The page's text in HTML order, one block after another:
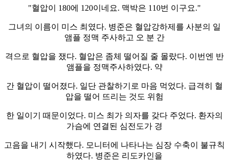
"혈압이 180에 120이네요. 맥박은 110번 이구요."
그녀의 이름이 미스 최였다. 병준은 혈압강하제를 사분의 일
앰플 정맥 주사하고 오 분 간
격으로 혈압을 쟀다. 혈압은 좀체 떨어질 줄 몰랐다. 이번엔 반
앰플을 정맥주사하였다. 약
간 혈압이 떨어졌다. 일단 관찰하기로 마음 먹었다. 급격히 혈
압을 떨어 뜨리는 것도 위험
한 일이기 때문이었다. 미스 최가 의자를 갖다 주었다. 환자의
가슴에 연결된 심전도가 경
고음을 내기 시작했다. 모니터에 나타나는 심장 수축이 불규칙
하였다. 병준은 리도카인을